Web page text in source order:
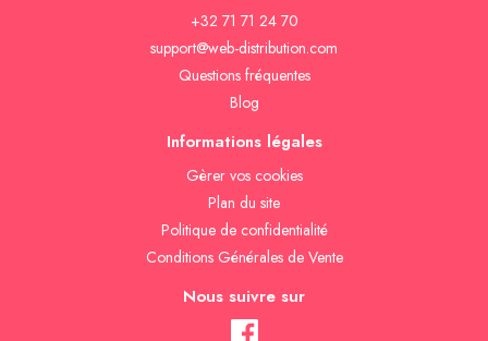
+32 71 71 24 70
support@web-distribution.com
Questions fréquentes
Blog
Informations légales
Gèrer vos cookies
Plan du site
Politique de confidentialité
Conditions Générales de Vente
Nous suivre sur